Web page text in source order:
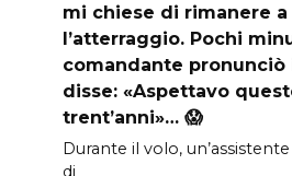
mi chiese di rimanere
l’atterraggio. Pochi
comandante pronunciò
disse: «Aspettavo
trent’anni»… 😱
Durante il volo,
di